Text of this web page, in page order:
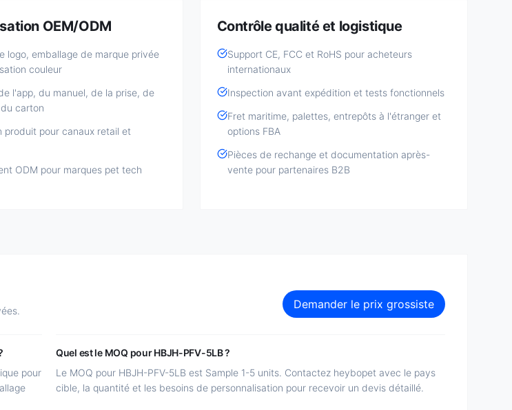
OEM/ODM
logo, emballage de marque privée
couleur
l'app, du manuel, de la prise, de
carton
produit pour canaux retail et
ODM pour marques pet tech
Contrôle qualité et logistique
Support CE, FCC et RoHS pour acheteurs
internationaux
Inspection avant expédition et tests fonctionnels
Fret maritime, palettes, entrepôts à l'étranger et
options FBA
Pièces de rechange et documentation après-
vente pour partenaires B2B
Demander le prix grossiste
pour
Quel est le MOQ pour HBJH-PFV-5LB ?
Le MOQ pour HBJH-PFV-5LB est Sample 1-5 units. Contactez heybopet avec le pays
cible, la quantité et les besoins de personnalisation pour recevoir un devis détaillé.